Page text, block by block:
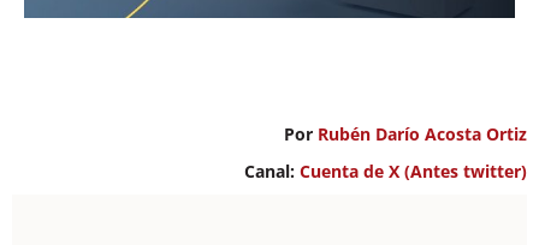
Por Rubén Darío Acosta Ortiz
Canal: Cuenta de X (Antes twitter)